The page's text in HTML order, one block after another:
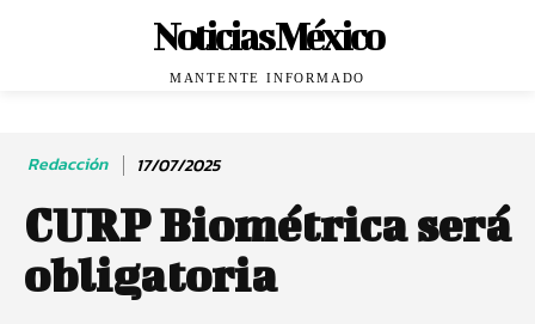
Noticias México
MANTENTE INFORMADO
Redacción 17/07/2025
CURP Biométrica será
obligatoria